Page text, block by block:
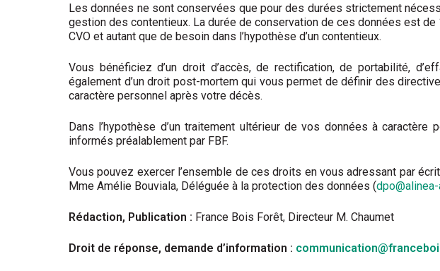
Les données ne sont conservées que pour des durées strictement
gestion des contentieux. La durée de conservation de ces données est
CVO et autant que de besoin dans l’hypothèse d’un contentieux.
Vous bénéficiez d’un droit d’accès, de rectification, de portabilité,
également d’un droit post-mortem qui vous permet de définir des
caractère personnel après votre décès.
Dans l’hypothèse d’un traitement ultérieur de vos données à
informés préalablement par FBF.
Vous pouvez exercer l’ensemble de ces droits en vous adressant par
Mme Amélie Bouviala, Déléguée à la protection des données (
Rédaction, Publication : France Bois Forêt, Directeur M. Chaumet
Droit de réponse, demande d’information :